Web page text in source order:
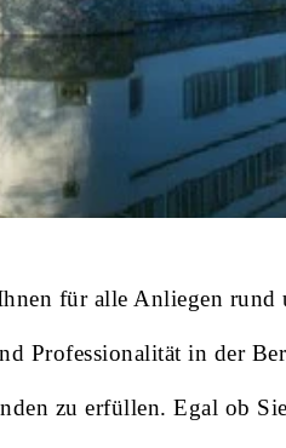
für alle Anliegen
Professionalität in der
zu erfüllen. Egal ob